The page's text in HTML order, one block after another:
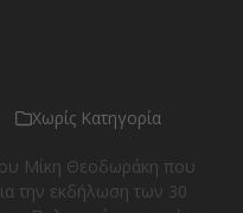
Χωρίς Κατηγορία
Μίκη Θεοδωράκη που
την εκδήλωση των 30